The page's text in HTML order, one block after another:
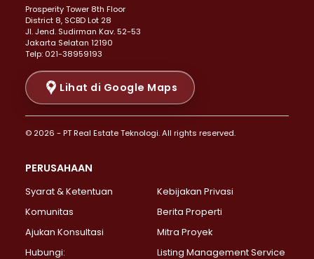
Properti Dijual di Menteng >
Properti Dijual di Senen >
Properti Dijual di Tanah Abang >
Properti Dijual di Cikini >
Properti Dijual di Kramat >
Properti Dijual di Pasar Baru >
Properti Dijual di Bendungan Hilir >
Properti Dijual di Jakarta Selatan >
Properti Dijual di Lebak Bulus >
Properti Dijual di Gandaria Selatan >
Properti Dijual di Pondok Labu >
Prosperity Tower 8th Floor
District 8, SCBD Lot 28
JI. Jend. Sudirman Kav. 52-53
Jakarta Selatan 12190
Telp: 021-38959193
Lihat di Google Maps
© 2026 - PT Real Estate Teknologi. All rights reserved.
PERUSAHAAN
Syarat & Ketentuan
Kebijakan Privasi
Komunitas
Berita Properti
Ajukan Konsultasi
Mitra Proyek
Hubungi:
Listing Management Service